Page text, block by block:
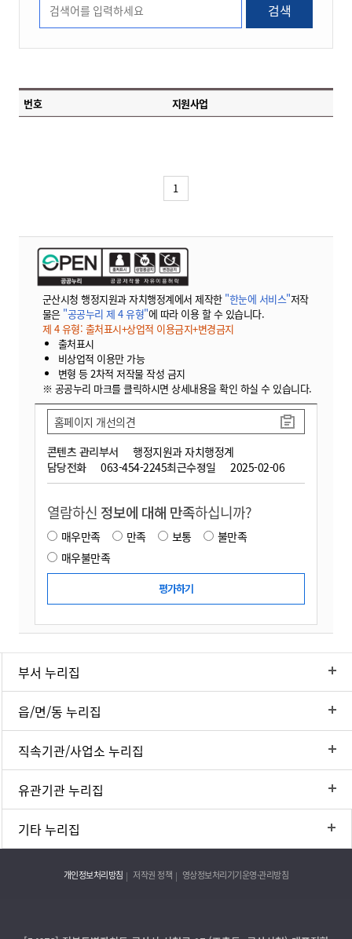
검색
번호 지원사업
1
군산시청 행정지원과 자치행정계에서 제작한 "한눈에 서비스"저작
물은 "공공누리 제 4 유형"에 따라 이용 할 수 있습니다.
제 4 유형: 출처표시+상업적 이용금지+변경금지
출처표시
비상업적 이용만 가능
변형 등 2차적 저작물 작성 금지
※ 공공누리 마크를 클릭하시면 상세내용을 확인 하실 수 있습니다.
콘텐츠 관리부서
행정지원과 자치행정계
담당전화
063-454-2245최근수정일 2025-02-06
홈페이지 개선의견
열람하신 정보에 대해 만족하십니까?
매우만족 만족 보통
불만족
매우불만족
부서 누리집
읍/면/동 누리집
직속기관/사업소 누리집
유관기관 누리집
기타 누리집
개인정보처리방침 저작권 정책 영상정보처리기기운영·관리방침